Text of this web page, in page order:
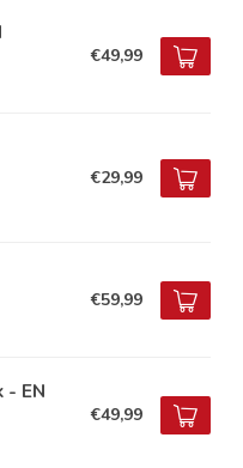
€49,99
€29,99
€59,99
- EN
€49,99